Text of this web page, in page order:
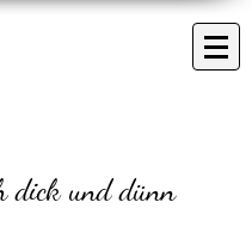
dick und dünn